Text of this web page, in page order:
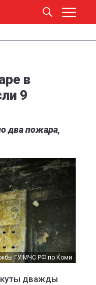
в
9
два пожара,
ГУ МЧС РФ по Коми
дважды